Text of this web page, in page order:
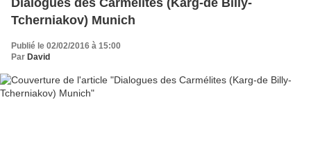
Dialogues des Carmélites (Karg-de Billy-
Tcherniakov) Munich
Publié le 02/02/2016 à 15:00
Par David